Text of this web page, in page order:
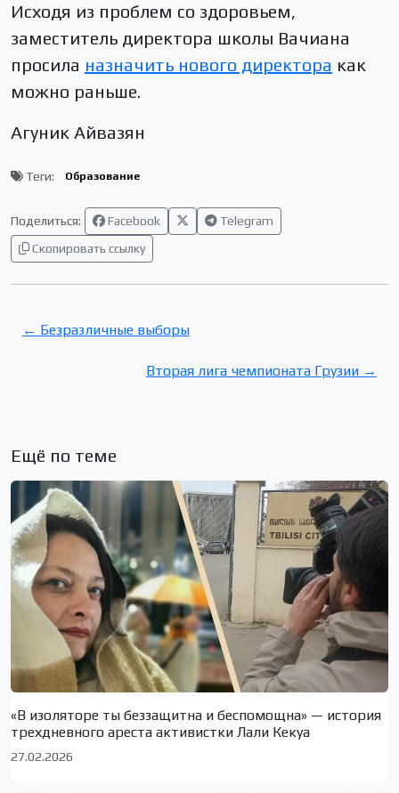
Исходя из проблем со здоровьем,
заместитель директора школы Вачиана
просила назначить нового директора как
можно раньше.
Агуник Айвазян
Теги: Образование
Поделиться: Facebook
Telegram
Скопировать ссылку
← Безразличные выборы
Вторая лига чемпионата Грузии →
Ещё по теме
«В изоляторе ты беззащитна и беспомощна» — история
трехдневного ареста активистки Лали Кекуа
27.02.2026